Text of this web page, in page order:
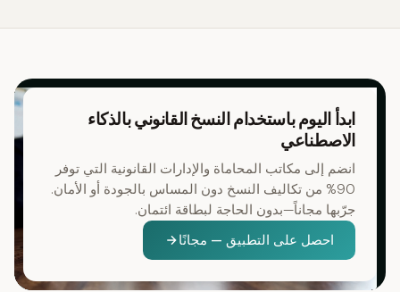
ابدأ اليوم باستخدام النسخ القانوني بالذكاء
الاصطناعي
انضم إلى مكاتب المحاماة والإدارات القانونية التي توفر
90% من تكاليف النسخ دون المساس بالجودة أو الأمان.
جرّبها مجاناً—بدون الحاجة لبطاقة ائتمان.
احصل على التطبيق — مجانًا